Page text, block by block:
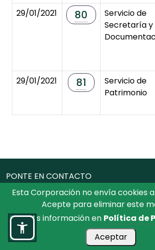
Esta Corporación no envía cookies
Acepte para eliminar este
Más información en Política de
Aceptar
29/01/2021
80
Servicio de
Secretaría y
29/01/2021
81
Servicio de
Patrimonio
PONTE EN CONTACTO
Plaza de la Merced, 4 Toledo
925259300
Mapa Web
Simbología